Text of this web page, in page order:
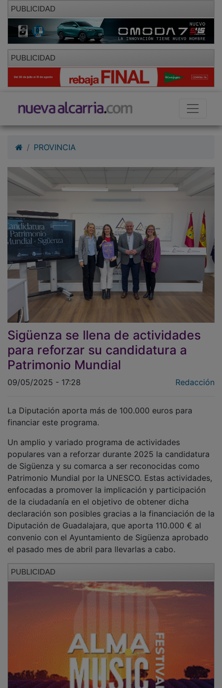
PUBLICIDAD
PUBLICIDAD
Sigüenza se llena de actividades
para reforzar su candidatura a
Patrimonio Mundial
financiar este programa.
populares van a reforzar durante 2025 la candidatura
de Sigüenza y su comarca a ser reconocidas como
Patrimonio Mundial por la UNESCO. Estas actividades,
enfocadas a promover la implicación y participación
de la ciudadanía en el objetivo de obtener dicha
declaración son posibles gracias a la financiación de la
Diputación de Guadalajara, que aporta 110.000 € al
convenio con el Ayuntamiento de Sigüenza aprobado
el pasado mes de abril para llevarlas a cabo.